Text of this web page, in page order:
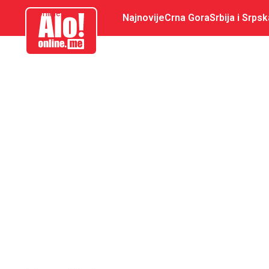
aloonline.me NajnovijeCrna GoraSrbija i